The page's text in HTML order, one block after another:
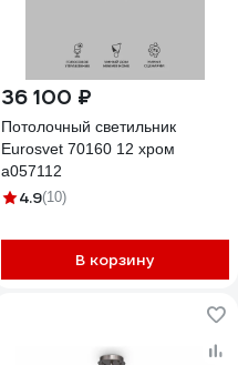
36 100 ₽
Потолочный светильник
Eurosvet 70160 12 хром
a057112
4.9(10)
В корзину